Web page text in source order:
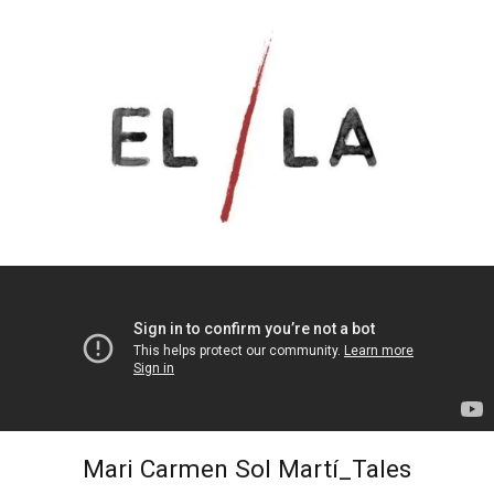
Mari Carmen Sol Martí_Tales